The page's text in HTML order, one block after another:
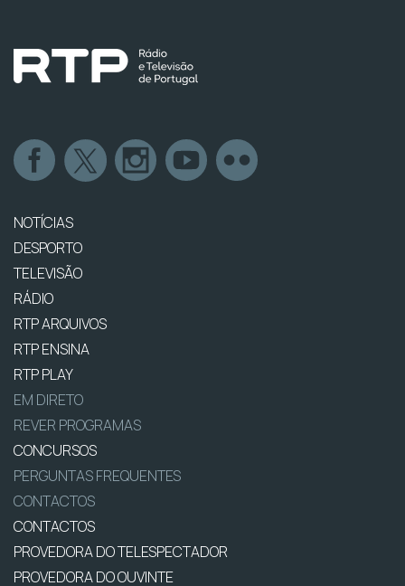
NOTÍCIAS
DESPORTO
TELEVISÃO
RÁDIO
RTP ARQUIVOS
RTP ENSINA
RTP PLAY
EM DIRETO
REVER PROGRAMAS
CONCURSOS
PERGUNTAS FREQUENTES
CONTACTOS
CONTACTOS
PROVEDORA DO TELESPECTADOR
PROVEDORA DO OUVINTE